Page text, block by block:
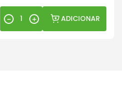
＋
－ ADICIONAR